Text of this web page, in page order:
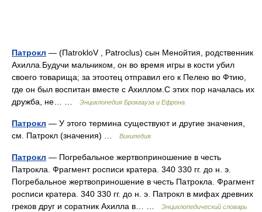
Патрокл — (ПatrokloV , Patroclus) сын Менойтия, родственник
Ахилла.Будучи мальчиком, он во время игры в кости убил
своего товарища; за этоотец отправил его к Пелею во Фтию,
где он был воспитан вместе с Ахиллом.С этих пор началась их
дружба, не… …
Энциклопедия Брокгауза и Ефрона
Патрокл — У этого термина существуют и другие значения,
см. Патрокл (значения) …
Википедия
Патрокл — Погребальное жертвоприношение в честь
Патрокла. Фрагмент росписи кратера. 340 330 гг. до н. э.
Погребальное жертвоприношение в честь Патрокла. Фрагмент
росписи кратера. 340 330 гг. до н. э. Патрокл в мифах древних
греков друг и соратник Ахилла в… …
Энциклопедический словарь